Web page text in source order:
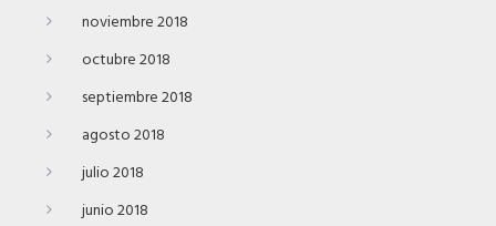
noviembre 2018
octubre 2018
septiembre 2018
agosto 2018
julio 2018
junio 2018